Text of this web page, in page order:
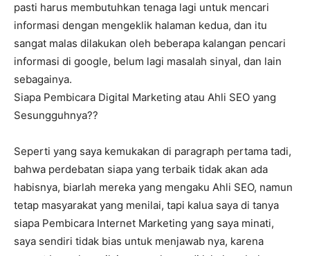
pasti harus membutuhkan tenaga lagi untuk mencari
informasi dengan mengeklik halaman kedua, dan itu
sangat malas dilakukan oleh beberapa kalangan pencari
informasi di google, belum lagi masalah sinyal, dan lain
sebagainya.
Siapa Pembicara Digital Marketing atau Ahli SEO yang
Sesungguhnya??
Seperti yang saya kemukakan di paragraph pertama tadi,
bahwa perdebatan siapa yang terbaik tidak akan ada
habisnya, biarlah mereka yang mengaku Ahli SEO, namun
tetap masyarakat yang menilai, tapi kalua saya di tanya
siapa Pembicara Internet Marketing yang saya minati,
saya sendiri tidak bias untuk menjawab nya, karena